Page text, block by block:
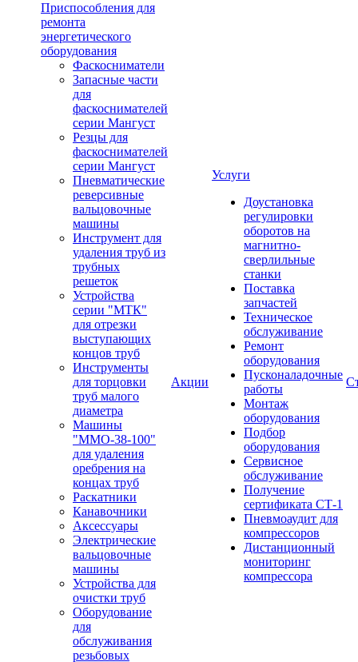
Приспособления для
ремонта
энергетического
оборудования
Фаскосниматели
Запасные части
для
фаскоснимателей
серии Мангуст
Резцы для
фаскоснимателей
серии Мангуст
Пневматические
реверсивные
вальцовочные
машины
Инструмент для
удаления труб из
трубных
решеток
Устройства
серии "МТК"
для отрезки
выступающих
концов труб
Инструменты
для торцовки
труб малого
диаметра
Машины
"ММО-38-100"
для удаления
оребрения на
концах труб
Раскатники
Канавочники
Аксессуары
Электрические
вальцовочные
машины
Устройства для
очистки труб
Оборудование
для
обслуживания
резьбовых
Акции
Услуги
Доустановка
регулировки
оборотов на
магнитно-
сверлильные
станки
Поставка
запчастей
Техническое
обслуживание
Ремонт
оборудования
Пусконаладочные
работы
Монтаж
оборудования
Подбор
оборудования
Сервисное
обслуживание
Получение
сертификата СТ-1
Пневмоаудит для
компрессоров
Дистанционный
мониторинг
компрессора